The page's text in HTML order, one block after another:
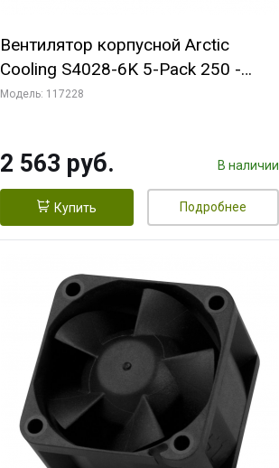
Вентилятор корпусной Arctic
Cooling S4028-6K 5-Pack 250 -
6000 rpm Dual Ball Bearing 4-Pin
Модель: 117228
2 563 руб. В наличии
Купить Подробнее